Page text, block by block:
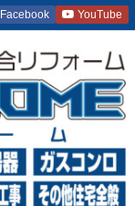
Facebook YouTube